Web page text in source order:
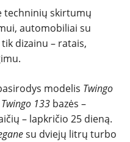
techninių skirtumų
automobiliai su
dizainu – ratais,
modelis Twingo
133 bazės –
– lapkričio 25 dieną.
su dviejų litrų turbo